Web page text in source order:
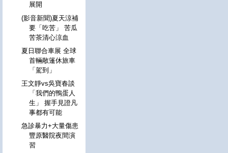
展開
(影音新聞)夏天涼補
要「吃苦」 苦瓜
苦茶清心涼血
夏日聯合車展 全球
首輛敞篷休旅車
「駕到」
王文靜vs吳寶春談
「我們的鴨蛋人
生」 握手見證凡
事都有可能
急診暴力+大量傷患
豐原醫院夜間演
習